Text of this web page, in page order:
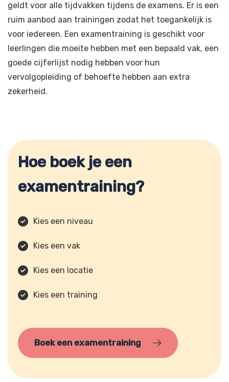
geldt voor alle tijdvakken tijdens de examens. Er is een
ruim aanbod aan trainingen zodat het toegankelijk is
voor iedereen. Een examentraining is geschikt voor
leerlingen die moeite hebben met een bepaald vak, een
goede cijferlijst nodig hebben voor hun
vervolgopleiding of behoefte hebben aan extra
zekerheid.
Hoe boek je een
examentraining?
Kies een niveau
Kies een vak
Kies een locatie
Kies een training
Boek een examentraining